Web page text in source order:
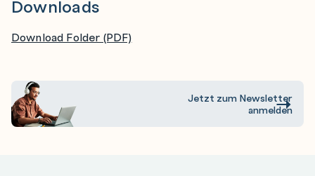
Release Train (ART)
PI Planning verstehen und daran teilnehmen
Stories
Agile Team-Kultur und kontinuierliche Verbesserung
Downloads
Download Folder (PDF)
Jetzt zum Newsletter
anmelden